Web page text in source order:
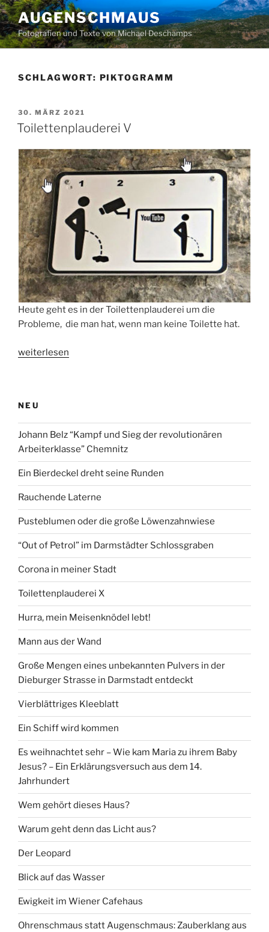
Zum
Inhalt
springen
AUGENSCHMAUS
Fotografien und Texte von Michael Deschamps
SCHLAGWORT: PIKTOGRAMM
VERÖFFENTLICHT
AM
30. MÄRZ 2021
Toilettenplauderei V
Heute geht es in der Toilettenplauderei um die
Probleme, die man hat, wenn man keine Toilette hat.
„Toilettenplauderei
weiterlesen
NEU
Johann Belz “Kampf und Sieg der revolutionären
Arbeiterklasse” Chemnitz
Ein Bierdeckel dreht seine Runden
Rauchende Laterne
Pusteblumen oder die große Löwenzahnwiese
“Out of Petrol” im Darmstädter Schlossgraben
Corona in meiner Stadt
Toilettenplauderei X
Hurra, mein Meisenknödel lebt!
Mann aus der Wand
Große Mengen eines unbekannten Pulvers in der
Dieburger Strasse in Darmstadt entdeckt
Vierblättriges Kleeblatt
Ein Schiff wird kommen
Es weihnachtet sehr – Wie kam Maria zu ihrem Baby
Jesus? – Ein Erklärungsversuch aus dem 14.
Jahrhundert
Wem gehört dieses Haus?
Warum geht denn das Licht aus?
Der Leopard
Blick auf das Wasser
Ewigkeit im Wiener Cafehaus
Ohrenschmaus statt Augenschmaus: Zauberklang aus